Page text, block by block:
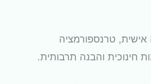
אישית, טרנספורמציה
חינוכית והבנה תרבותית.